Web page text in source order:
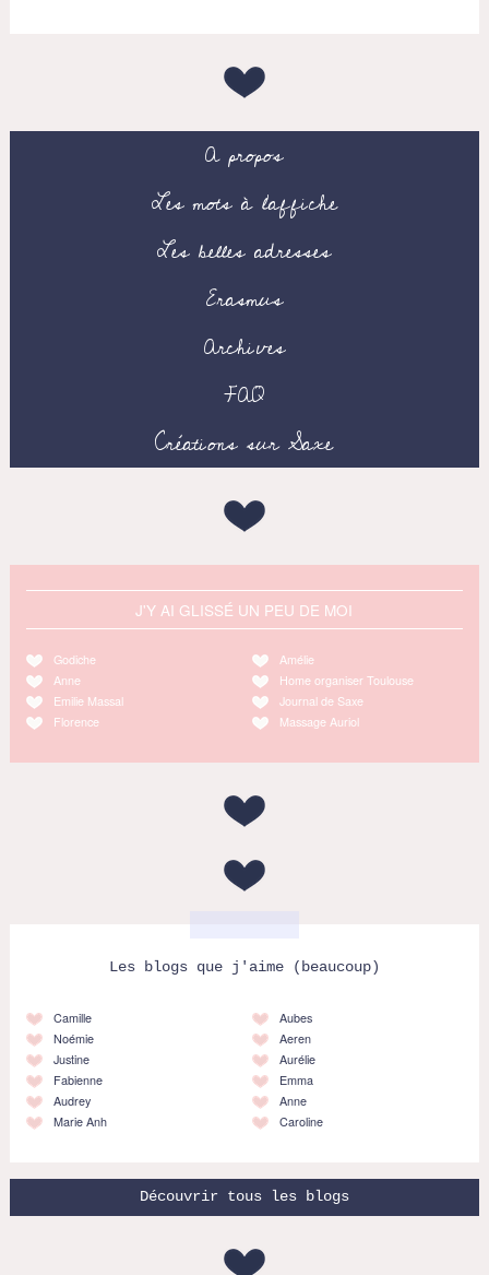
A propos
Les mots à l’affiche
Les belles adresses
Erasmus
Archives
FAQ
Créations sur Saxe
J'Y AI GLISSÉ UN PEU DE MOI
Godiche
Anne
Emilie Massal
Florence
Amélie
Home organiser Toulouse
Journal de Saxe
Massage Auriol
Les blogs que j'aime (beaucoup)
Camille
Noémie
Justine
Fabienne
Audrey
Marie Anh
Aubes
Aeren
Aurélie
Emma
Anne
Caroline
Découvrir tous les blogs